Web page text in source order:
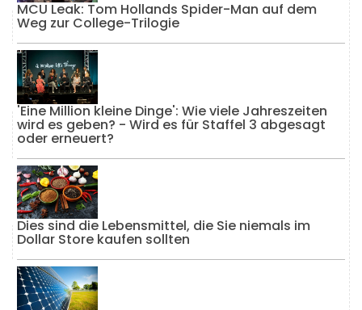
MCU Leak: Tom Hollands Spider-Man auf dem
Weg zur College-Trilogie
'Eine Million kleine Dinge': Wie viele Jahreszeiten
wird es geben? - Wird es für Staffel 3 abgesagt
oder erneuert?
Dies sind die Lebensmittel, die Sie niemals im
Dollar Store kaufen sollten